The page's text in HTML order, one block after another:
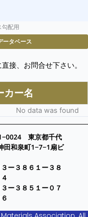
勾配用
タベース
接、お問合せ下さい。
カー名
No data was found
東京都千代
田和泉町1−7−1扇ビ
３ー３８６１ー３８
３ー３８５１ー０７